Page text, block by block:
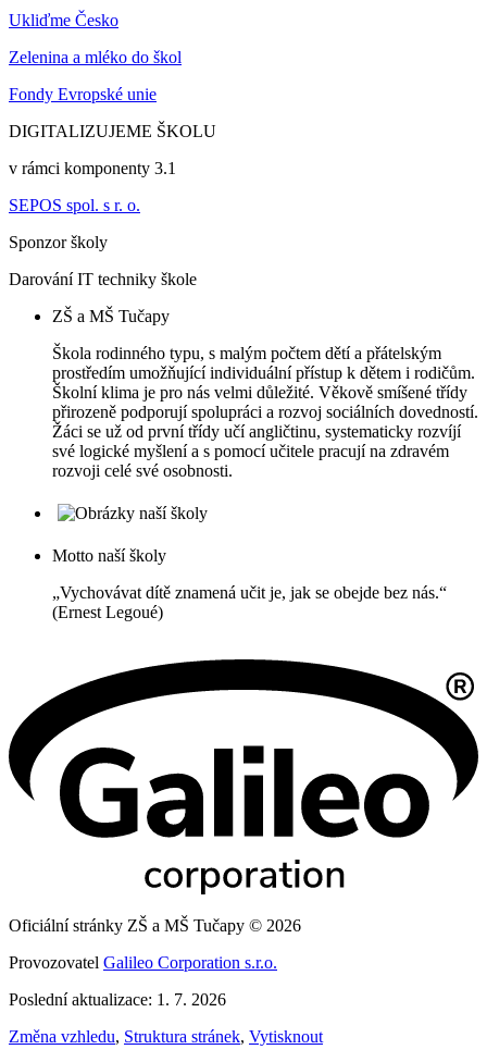
Ukliďme Česko
Zelenina a mléko do škol
Fondy Evropské unie
DIGITALIZUJEME ŠKOLU
v rámci komponenty 3.1
SEPOS spol. s r. o.
Sponzor školy
Darování IT techniky škole
ZŠ a MŠ Tučapy
Škola rodinného typu, s malým počtem dětí a přátelským
prostředím umožňující individuální přístup k dětem i rodičům.
Školní klima je pro nás velmi důležité. Věkově smíšené třídy
přirozeně podporují spolupráci a rozvoj sociálních dovedností.
Žáci se už od první třídy učí angličtinu, systematicky rozvíjí
své logické myšlení a s pomocí učitele pracují na zdravém
rozvoji celé své osobnosti.
Motto naší školy
„Vychovávat dítě znamená učit je, jak se obejde bez nás.“
(Ernest Legoué)
Oficiální stránky ZŠ a MŠ Tučapy © 2026
Provozovatel Galileo Corporation s.r.o.
Poslední aktualizace: 1. 7. 2026
Změna vzhledu, Struktura stránek, Vytisknout